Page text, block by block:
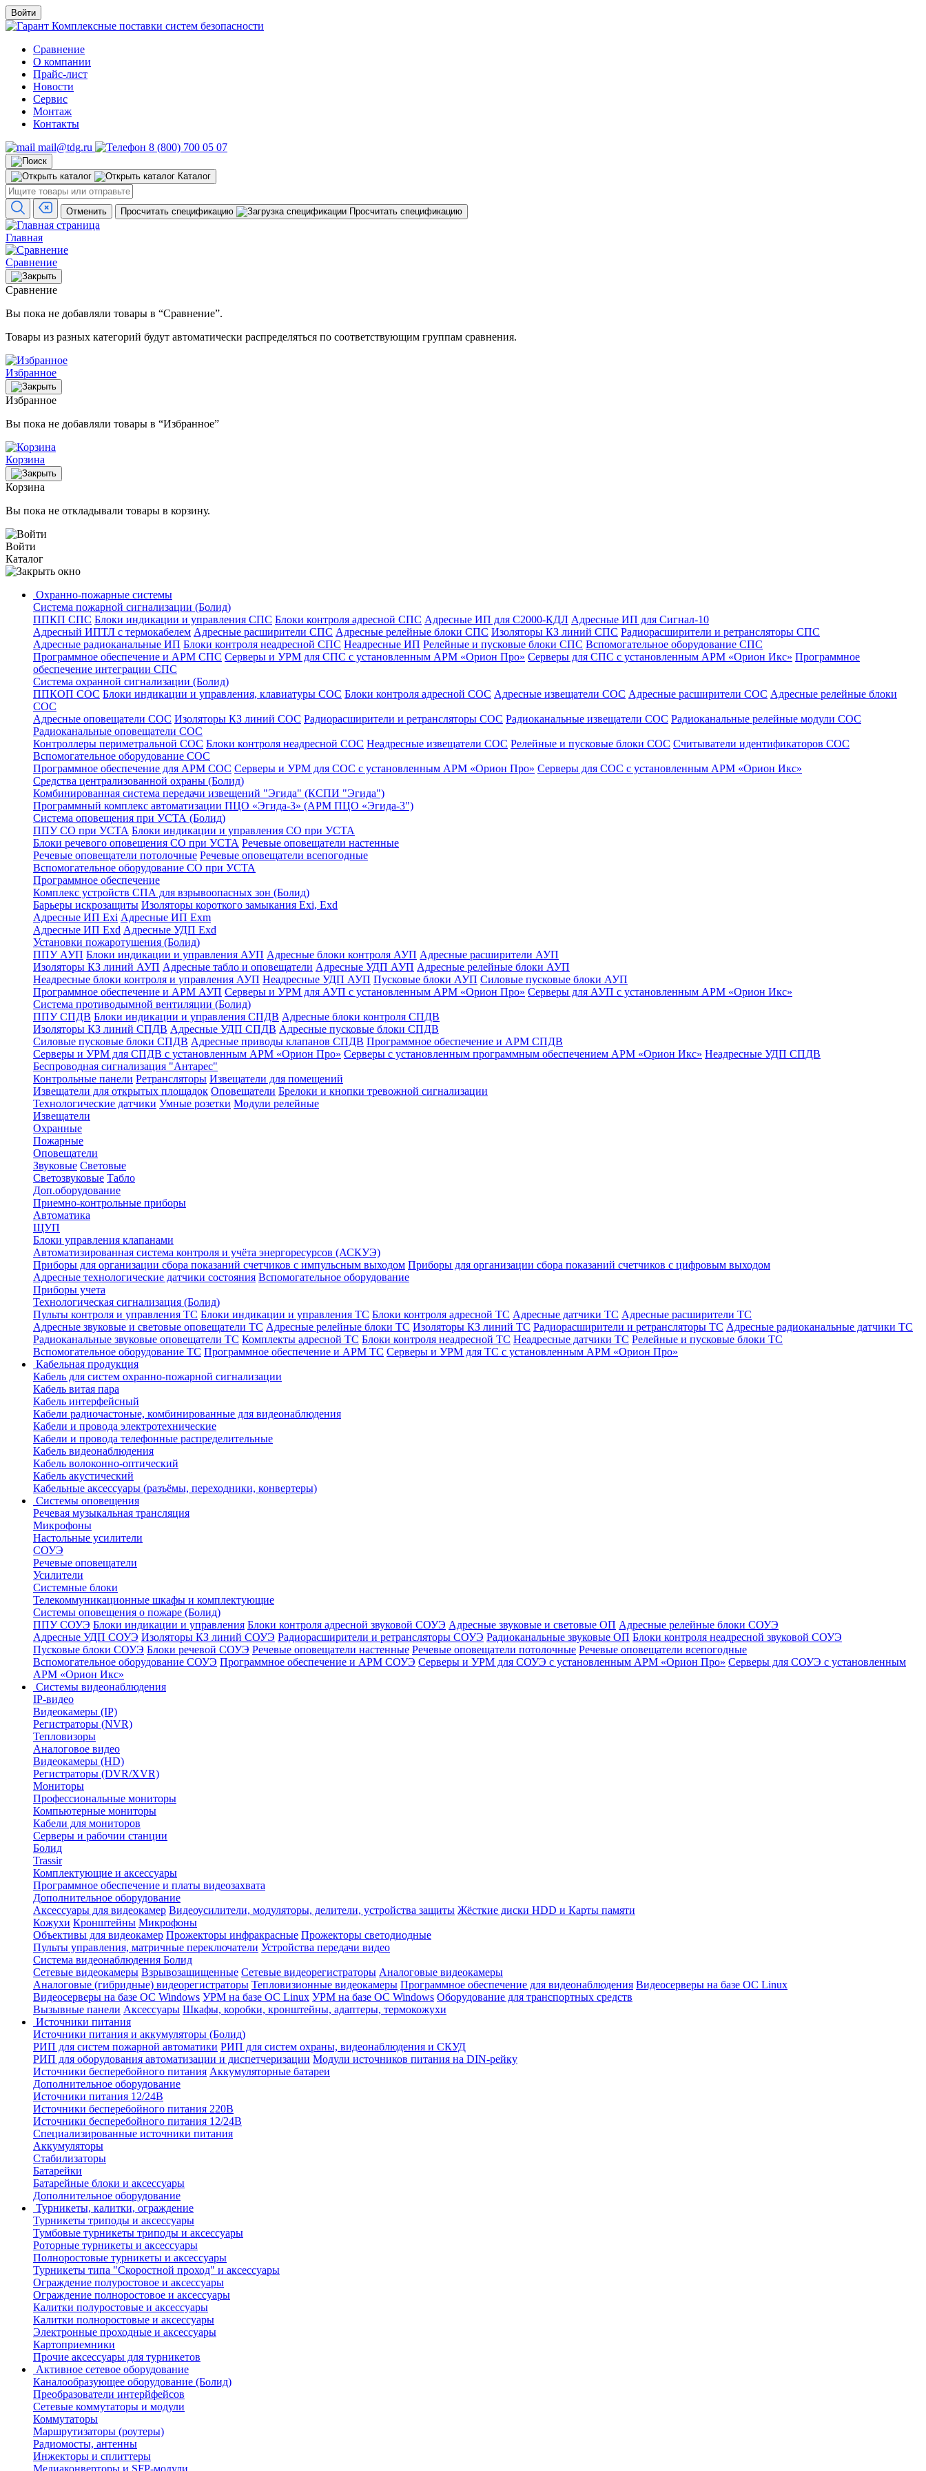
Войти
Комплексные поставки систем безопасности
Сравнение
О компании
Прайс-лист
Новости
Сервис
Монтаж
Контакты
mail@tdg.ru
8 (800) 700 05 07
Каталог
Отменить Просчитать спецификацию Просчитать спецификацию
Главная
Сравнение
Сравнение
Вы пока не добавляли товары в “Сравнение”.
Товары из разных категорий будут автоматически распределяться по соответствующим группам сравнения.
Избранное
Избранное
Вы пока не добавляли товары в “Избранное”
Корзина
Корзина
Вы пока не откладывали товары в корзину.
Войти
Каталог
Охранно-пожарные системы
Система пожарной сигнализации (Болид)
ППКП СПС Блоки индикации и управления СПС Блоки контроля адресной СПС Адресные ИП для С2000-КДЛ Адресные ИП для Сигнал-10
Адресный ИПТЛ с термокабелем Адресные расширители СПС Адресные релейные блоки СПС Изоляторы КЗ линий СПС Радиорасширители и ретрансляторы СПС
Адресные радиоканальные ИП Блоки контроля неадресной СПС Неадресные ИП Релейные и пусковые блоки СПС Вспомогательное оборудование СПС
Программное обеспечение и АРМ СПС Серверы и УРМ для СПС с установленным АРМ «Орион Про» Серверы для СПС с установленным АРМ «Орион Икс» Программное
обеспечение интеграции СПС
Система охранной сигнализации (Болид)
ППКОП СОС Блоки индикации и управления, клавиатуры СОС Блоки контроля адресной СОС Адресные извещатели СОС Адресные расширители СОС Адресные релейные блоки
СОС
Адресные оповещатели СОС Изоляторы КЗ линий СОС Радиорасширители и ретрансляторы СОС Радиоканальные извещатели СОС Радиоканальные релейные модули СОС
Радиоканальные оповещатели СОС
Контроллеры периметральной СОС Блоки контроля неадресной СОС Неадресные извещатели СОС Релейные и пусковые блоки СОС Считыватели идентификаторов СОС
Вспомогательное оборудование СОС
Программное обеспечение для АРМ СОС Серверы и УРМ для СОС с установленным АРМ «Орион Про» Серверы для СОС с установленным АРМ «Орион Икс»
Средства централизованной охраны (Болид)
Комбинированная система передачи извещений "Эгида" (КСПИ "Эгида")
Программный комплекс автоматизации ПЦО «Эгида-3» (АРМ ПЦО «Эгида-3")
Система оповещения при УСТА (Болид)
ППУ СО при УСТА Блоки индикации и управления СО при УСТА
Блоки речевого оповещения СО при УСТА Речевые оповещатели настенные
Речевые оповещатели потолочные Речевые оповещатели всепогодные
Вспомогательное оборудование СО при УСТА
Программное обеспечение
Комплекс устройств СПА для взрывоопасных зон (Болид)
Барьеры искрозащиты Изоляторы короткого замыкания Exi, Exd
Адресные ИП Exi Адресные ИП Exm
Адресные ИП Exd Адресные УДП Exd
Установки пожаротушения (Болид)
ППУ АУП Блоки индикации и управления АУП Адресные блоки контроля АУП Адресные расширители АУП
Изоляторы КЗ линий АУП Адресные табло и оповещатели Адресные УДП АУП Адресные релейные блоки АУП
Неадресные блоки контроля и управления АУП Неадресные УДП АУП Пусковые блоки АУП Силовые пусковые блоки АУП
Программное обеспечение и АРМ АУП Серверы и УРМ для АУП с установленным АРМ «Орион Про» Серверы для АУП с установленным АРМ «Орион Икс»
Система противодымной вентиляции (Болид)
ППУ СПДВ Блоки индикации и управления СПДВ Адресные блоки контроля СПДВ
Изоляторы КЗ линий СПДВ Адресные УДП СПДВ Адресные пусковые блоки СПДВ
Силовые пусковые блоки СПДВ Адресные приводы клапанов СПДВ Программное обеспечение и АРМ СПДВ
Серверы и УРМ для СПДВ с установленным АРМ «Орион Про» Серверы с установленным программным обеспечением АРМ «Орион Икс» Неадресные УДП СПДВ
Беспроводная сигнализация "Антарес"
Контрольные панели Ретрансляторы Извещатели для помещений
Извещатели для открытых площадок Оповещатели Брелоки и кнопки тревожной сигнализации
Технологические датчики Умные розетки Модули релейные
Извещатели
Охранные
Пожарные
Оповещатели
Звуковые Световые
Светозвуковые Табло
Доп.оборудование
Приемно-контрольные приборы
Автоматика
ЩУП
Блоки управления клапанами
Автоматизированная система контроля и учёта энергоресурсов (АСКУЭ)
Приборы для организации сбора показаний счетчиков с импульсным выходом Приборы для организации сбора показаний счетчиков с цифровым выходом
Адресные технологические датчики состояния Вспомогательное оборудование
Приборы учета
Технологическая сигнализация (Болид)
Пульты контроля и управления ТС Блоки индикации и управления ТС Блоки контроля адресной ТС Адресные датчики ТС Адресные расширители ТС
Адресные звуковые и световые оповещатели ТС Адресные релейные блоки ТС Изоляторы КЗ линий ТС Радиорасширители и ретрансляторы ТС Адресные радиоканальные датчики ТС
Радиоканальные звуковые оповещатели ТС Комплекты адресной ТС Блоки контроля неадресной ТС Неадресные датчики ТС Релейные и пусковые блоки ТС
Вспомогательное оборудование ТС Программное обеспечение и АРМ ТС Серверы и УРМ для ТС с установленным АРМ «Орион Про»
Кабельная продукция
Кабель для систем охранно-пожарной сигнализации
Кабель витая пара
Кабель интерфейсный
Кабели радиочастоные, комбинированные для видеонаблюдения
Кабели и провода электротехнические
Кабели и провода телефонные распределительные
Кабель видеонаблюдения
Кабель волоконно-оптический
Кабель акустический
Кабельные аксессуары (разъёмы, переходники, конвертеры)
Системы оповещения
Речевая музыкальная трансляция
Микрофоны
Настольные усилители
СОУЭ
Речевые оповещатели
Усилители
Системные блоки
Телекоммуникационные шкафы и комплектующие
Системы оповещения о пожаре (Болид)
ППУ СОУЭ Блоки индикации и управления Блоки контроля адресной звуковой СОУЭ Адресные звуковые и световые ОП Адресные релейные блоки СОУЭ
Адресные УДП СОУЭ Изоляторы КЗ линий СОУЭ Радиорасширители и ретрансляторы СОУЭ Радиоканальные звуковые ОП Блоки контроля неадресной звуковой СОУЭ
Пусковые блоки СОУЭ Блоки речевой СОУЭ Речевые оповещатели настенные Речевые оповещатели потолочные Речевые оповещатели всепогодные
Вспомогательное оборудование СОУЭ Программное обеспечение и АРМ СОУЭ Серверы и УРМ для СОУЭ с установленным АРМ «Орион Про» Серверы для СОУЭ с установленным
АРМ «Орион Икс»
Системы видеонаблюдения
IP-видео
Видеокамеры (IP)
Регистраторы (NVR)
Тепловизоры
Аналоговое видео
Видеокамеры (HD)
Регистраторы (DVR/XVR)
Мониторы
Профессиональные мониторы
Компьютерные мониторы
Кабели для мониторов
Серверы и рабочии станции
Болид
Trassir
Комплектующие и аксессуары
Программное обеспечение и платы видеозахвата
Дополнительное оборудование
Аксессуары для видеокамер Видеоусилители, модуляторы, делители, устройства защиты Жёсткие диски HDD и Карты памяти
Кожухи Кронштейны Микрофоны
Объективы для видеокамер Прожекторы инфракрасные Прожекторы светодиодные
Пульты управления, матричные переключатели Устройства передачи видео
Система видеонаблюдения Болид
Сетевые видеокамеры Взрывозащищенные Сетевые видеорегистраторы Аналоговые видеокамеры
Аналоговые (гибридные) видеорегистраторы Тепловизионные видеокамеры Программное обеспечение для видеонаблюдения Видеосерверы на базе ОС Linux
Видеосерверы на базе ОС Windows УРМ на базе ОС Linux УРМ на базе ОС Windows Оборудование для транспортных средств
Вызывные панели Аксессуары Шкафы, коробки, кронштейны, адаптеры, термокожухи
Источники питания
Источники питания и аккумуляторы (Болид)
РИП для систем пожарной автоматики РИП для систем охраны, видеонаблюдения и СКУД
РИП для оборудования автоматизации и диспетчеризации Модули источников питания на DIN-рейку
Источники бесперебойного питания Аккумуляторные батареи
Дополнительное оборудование
Источники питания 12/24В
Источники бесперебойного питания 220В
Источники бесперебойного питания 12/24В
Специализированные источники питания
Аккумуляторы
Стабилизаторы
Батарейки
Батарейные блоки и аксессуары
Дополнительное оборудование
Турникеты, калитки, ограждение
Турникеты триподы и аксессуары
Тумбовые турникеты триподы и аксессуары
Роторные турникеты и аксессуары
Полноростовые турникеты и аксессуары
Турникеты типа "Скоростной проход" и аксессуары
Ограждение полуростовое и аксессуары
Ограждение полноростовое и аксессуары
Калитки полуростовые и аксессуары
Калитки полноростовые и аксессуары
Электронные проходные и аксессуары
Картоприемники
Прочие аксессуары для турникетов
Активное сетевое оборудование
Каналообразующее оборудование (Болид)
Преобразователи интерйфейсов
Сетевые коммутаторы и модули
Коммутаторы
Маршрутизаторы (роутеры)
Радиомосты, антенны
Инжекторы и сплиттеры
Медиаконверторы и SFP-модули